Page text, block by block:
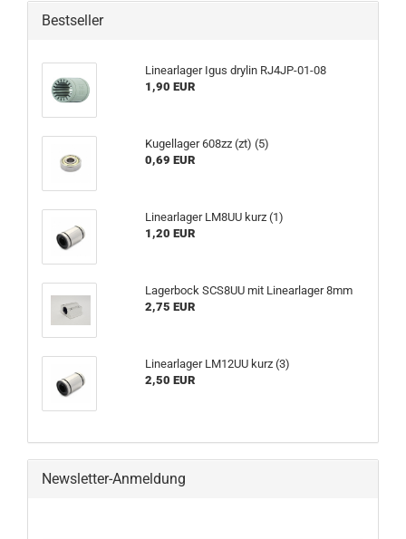
Bestseller
Linearlager Igus drylin RJ4JP-01-08
1,90 EUR
Kugellager 608zz (zt) (5)
0,69 EUR
Linearlager LM8UU kurz (1)
1,20 EUR
Lagerbock SCS8UU mit Linearlager 8mm
2,75 EUR
Linearlager LM12UU kurz (3)
2,50 EUR
Newsletter-Anmeldung